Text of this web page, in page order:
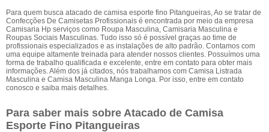
Para quem busca atacado de camisa esporte fino Pitangueiras, Ao se tratar de
Confecções De Camisetas Profissionais é encontrada por meio da empresa
Camisaria Hp serviços como Roupa Masculina, Camisaria Masculina e
Roupas Sociais Masculinas. Tudo isso só é possível graças ao time de
profissionais especializados e as instalações de alto padrão. Contamos com
uma equipe altamente treinada para atender nossos clientes. Possuímos uma
forma de trabalho qualificada e excelente, entre em contato para obter mais
informações. Além dos já citados, nós trabalhamos com Camisa Listrada
Masculina e Camisa Masculina Manga Longa. Por isso, entre em contato
conosco e saiba mais detalhes.
Para saber mais sobre Atacado de Camisa
Esporte Fino Pitangueiras